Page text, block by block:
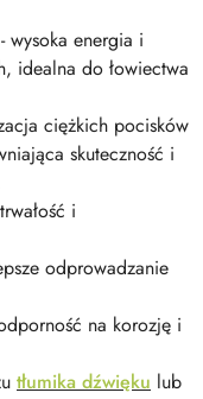
wysoka energia i
idealna do łowiectwa
ciężkich pocisków
skuteczność i
i
odprowadzanie
na korozję i
tłumika dźwięku lub